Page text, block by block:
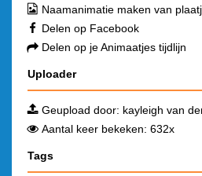
Naamanimatie maken van
Delen op Facebook
Delen op je Animaatjes tijdlijn
Uploader
Geupload door: kayleigh van
Aantal keer bekeken: 632x
Tags